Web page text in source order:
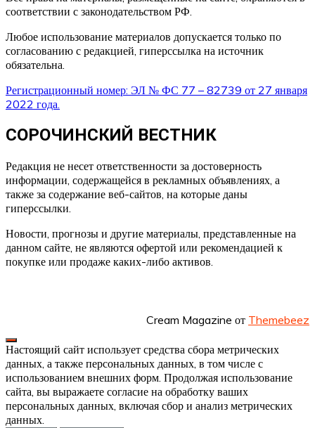
соответствии с законодательством РФ.
Любое использование материалов допускается только по
согласованию с редакцией, гиперссылка на источник
обязательна.
Регистрационный номер: ЭЛ № ФС 77 – 82739 от 27 января
2022 года.
СОРОЧИНСКИЙ ВЕСТНИК
Редакция не несет ответственности за достоверность
информации, содержащейся в рекламных объявлениях, а
также за содержание веб-сайтов, на которые даны
гиперссылки.
Новости, прогнозы и другие материалы, представленные на
данном сайте, не являются офертой или рекомендацией к
покупке или продаже каких-либо активов.
Cream Magazine от Themebeez
Настоящий сайт использует средства сбора метрических
данных, а также персональных данных, в том числе с
использованием внешних форм. Продолжая использование
сайта, вы выражаете согласие на обработку ваших
персональных данных, включая сбор и анализ метрических
данных.